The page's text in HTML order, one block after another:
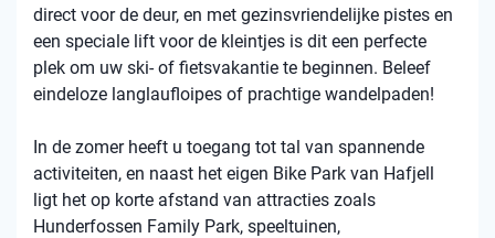
direct voor de deur, en met gezinsvriendelijke pistes en
een speciale lift voor de kleintjes is dit een perfecte
plek om uw ski- of fietsvakantie te beginnen. Beleef
eindeloze langlaufloipes of prachtige wandelpaden!
In de zomer heeft u toegang tot tal van spannende
activiteiten, en naast het eigen Bike Park van Hafjell
ligt het op korte afstand van attracties zoals
Hunderfossen Family Park, speeltuinen,